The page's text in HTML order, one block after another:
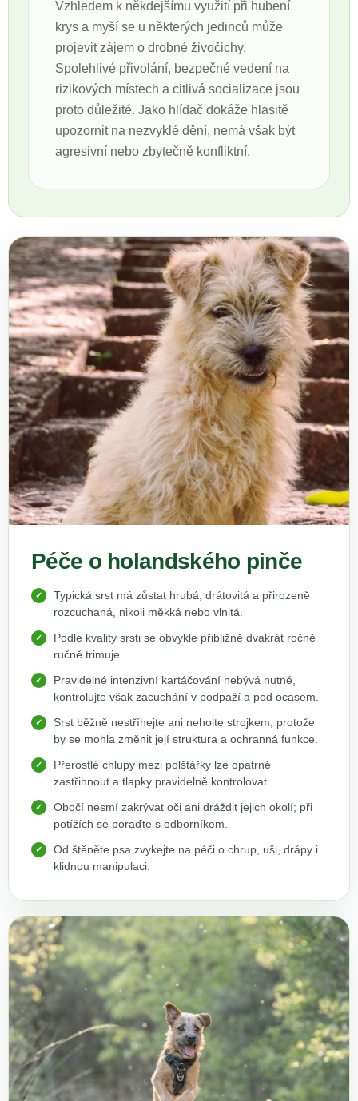
Vzhledem k někdejšímu využití při hubení
krys a myší se u některých jedinců může
projevit zájem o drobné živočichy.
Spolehlivé přivolání, bezpečné vedení na
rizikových místech a citlivá socializace jsou
proto důležité. Jako hlídač dokáže hlasitě
upozornit na nezvyklé dění, nemá však být
agresivní nebo zbytečně konfliktní.
Péče o holandského pinče
Typická srst má zůstat hrubá, drátovitá a přirozeně
rozcuchaná, nikoli měkká nebo vlnitá.
Podle kvality srsti se obvykle přibližně dvakrát ročně
ručně trimuje.
Pravidelné intenzivní kartáčování nebývá nutné,
kontrolujte však zacuchání v podpaží a pod ocasem.
Srst běžně nestříhejte ani neholte strojkem, protože
by se mohla změnit její struktura a ochranná funkce.
Přerostlé chlupy mezi polštářky lze opatrně
zastřihnout a tlapky pravidelně kontrolovat.
Obočí nesmí zakrývat oči ani dráždit jejich okolí; při
potížích se poraďte s odborníkem.
Od štěněte psa zvykejte na péči o chrup, uši, drápy i
klidnou manipulaci.